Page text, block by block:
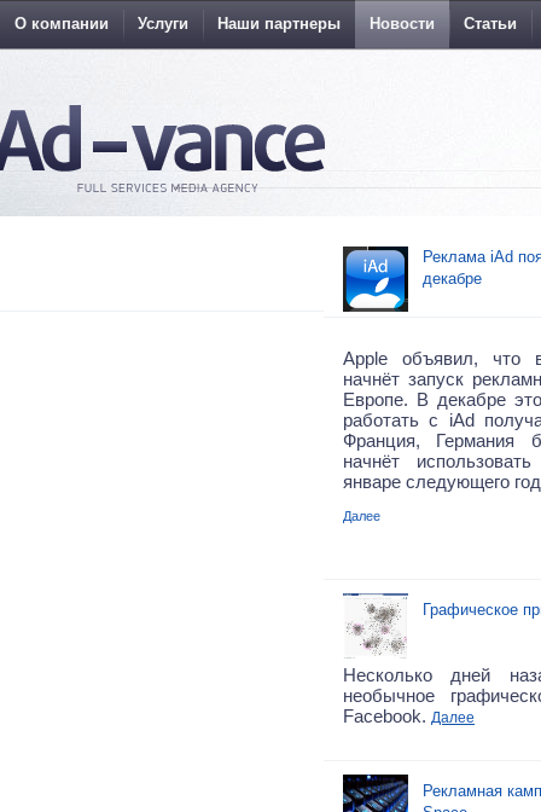
О компании Услуги Наши партнеры Новости Статьи
Реклама iAd
декабре
Apple объявил, что
начнёт запуск
Европе. В декабре
работать с iAd
Франция, Германия
начнёт
январе следующего
Далее
Графическое
Несколько дней
необычное
Facebook. Далее
Рекламная